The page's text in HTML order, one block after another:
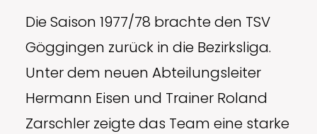
Die Saison 1977/78 brachte den TSV
Göggingen zurück in die Bezirksliga.
Unter dem neuen Abteilungsleiter
Hermann Eisen und Trainer Roland
Zarschler zeigte das Team eine starke